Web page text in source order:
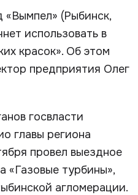
(Рыбинск,
использовать в
красок». Об этом
предприятия Олег
госвласти
главы региона
провел выездное
«Газовые турбины»,
агломерации.